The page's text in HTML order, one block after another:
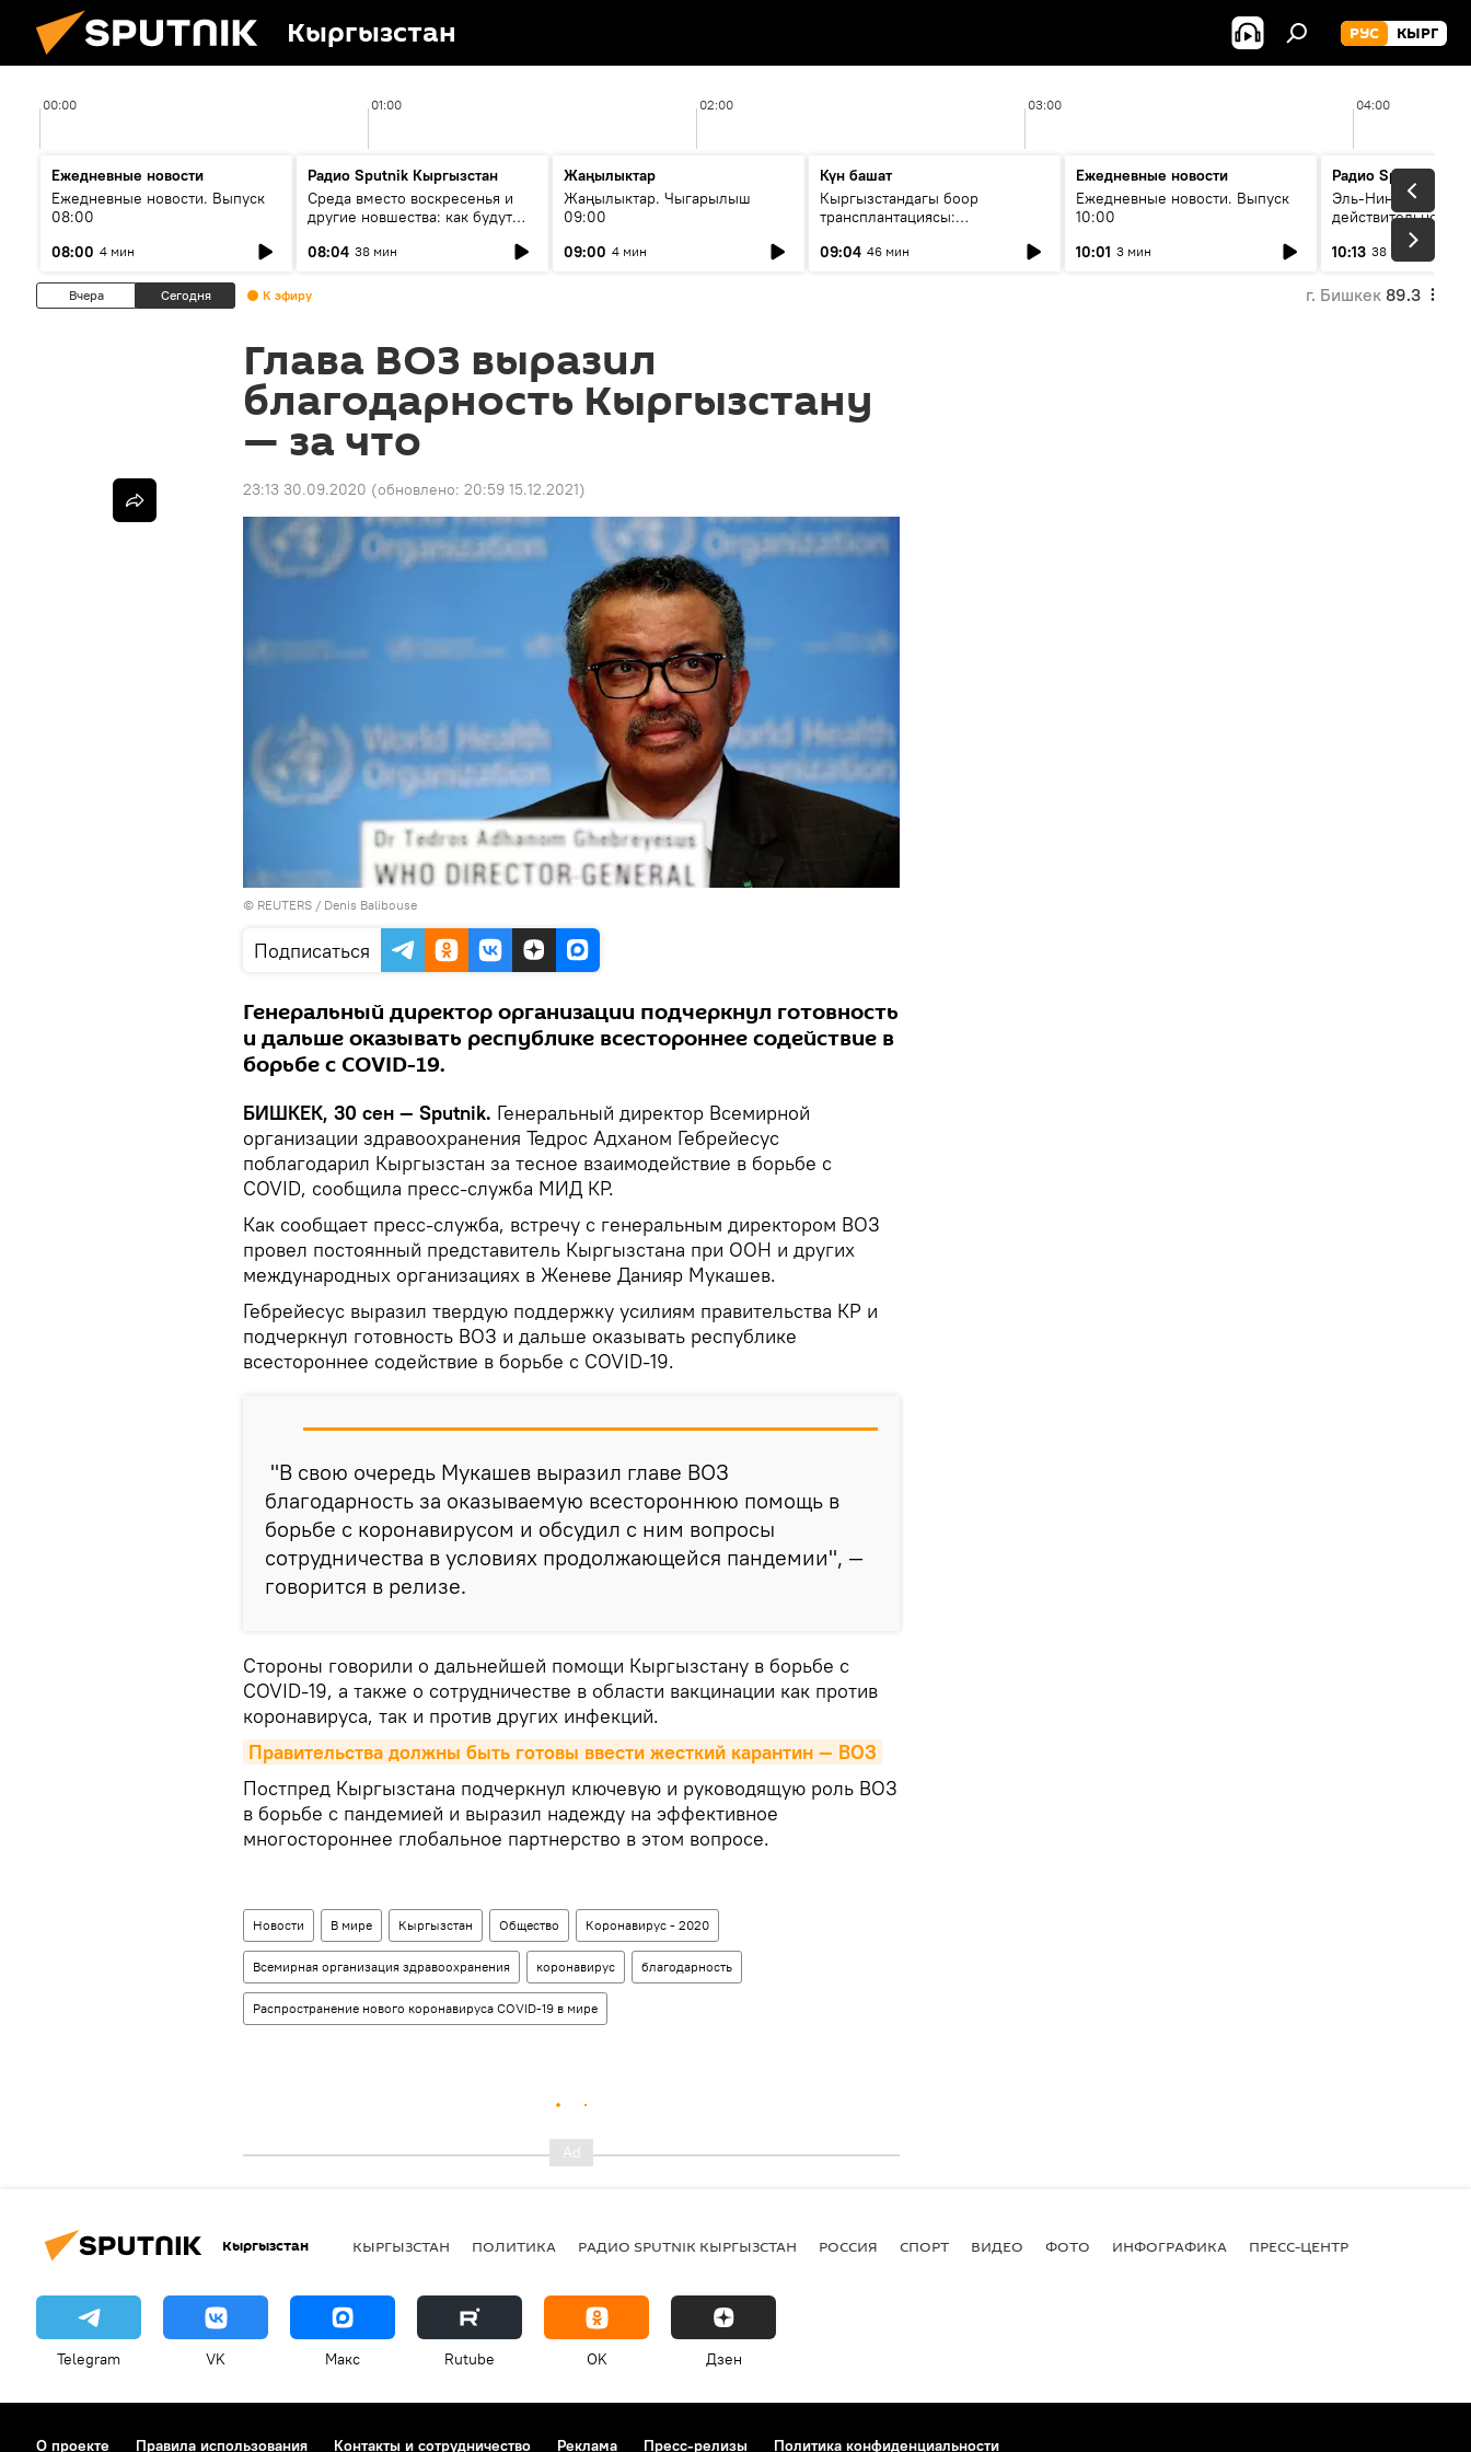
Кыргызстан РУС КЫРГ
00:00 01:00 02:00 03:00 04:00
Ежедневные новости
Ежедневные новости. Выпуск
08:00
08:00 4 мин
Радио Sputnik Кыргызстан
Среда вместо воскресенья и
другие новшества: как будут
08:04 38 мин
Жаңылыктар
Жаңылыктар. Чыгарылыш
09:00
09:00 4 мин
Күн башат
Кыргызстандагы боор
трансплантациясы:
келечеги
09:04 46 мин
Ежедневные новости
Ежедневные новости. Выпуск
10:00
10:01 3 мин
Радио Sputnik
Эль-Ниньо, жара и
действительно
погоду в
10:13 38 мин
Вчера Сегодня К эфиру г. Бишкек 89.3
Глава ВОЗ выразил
благодарность Кыргызстану
— за что
23:13 30.09.2020 (обновлено: 20:59 15.12.2021)
© REUTERS / Denis Balibouse
Подписаться
Генеральный директор организации подчеркнул готовность
и дальше оказывать республике всестороннее содействие в
борьбе с COVID-19.
БИШКЕК, 30 сен — Sputnik. Генеральный директор Всемирной
организации здравоохранения Тедрос Адханом Гебрейесус
поблагодарил Кыргызстан за тесное взаимодействие в борьбе с
COVID, сообщила пресс-служба МИД КР.
Как сообщает пресс-служба, встречу с генеральным директором ВОЗ
провел постоянный представитель Кыргызстана при ООН и других
международных организациях в Женеве Данияр Мукашев.
Гебрейесус выразил твердую поддержку усилиям правительства КР и
подчеркнул готовность ВОЗ и дальше оказывать республике
всестороннее содействие в борьбе с COVID-19.
"В свою очередь Мукашев выразил главе ВОЗ
благодарность за оказываемую всестороннюю помощь в
борьбе с коронавирусом и обсудил с ним вопросы
сотрудничества в условиях продолжающейся пандемии", —
говорится в релизе.
Стороны говорили о дальнейшей помощи Кыргызстану в борьбе с
COVID-19, а также о сотрудничестве в области вакцинации как против
коронавируса, так и против других инфекций.
Правительства должны быть готовы ввести жесткий карантин — ВОЗ
Постпред Кыргызстана подчеркнул ключевую и руководящую роль ВОЗ
в борьбе с пандемией и выразил надежду на эффективное
многостороннее глобальное партнерство в этом вопросе.
Новости В мире Кыргызстан Общество Коронавирус - 2020
Всемирная организация здравоохранения коронавирус благодарность
Распространение нового коронавируса COVID-19 в мире
Кыргызстан КЫРГЫЗСТАН ПОЛИТИКА РАДИО SPUTNIK КЫРГЫЗСТАН РОССИЯ СПОРТ ВИДЕО ФОТО ИНФОГРАФИКА ПРЕСС-ЦЕНТР
Telegram VK Макс Rutube OK Дзен
О проекте Правила использования Контакты и сотрудничество Реклама Пресс-релизы Политика конфиденциальности